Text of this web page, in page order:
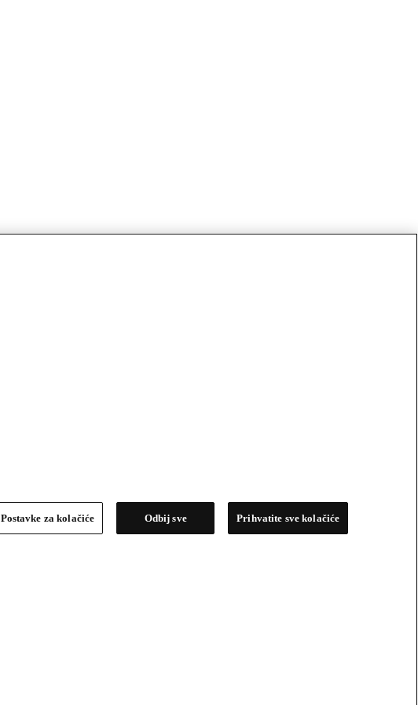
Postavke za kolačiće Odbij sve Prihvatite sve kolačiće